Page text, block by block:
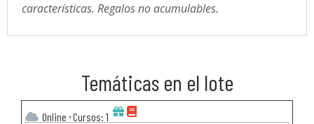
características.​ Regalos no acumulables.
Temáticas en el lote
Online Cursos: 1